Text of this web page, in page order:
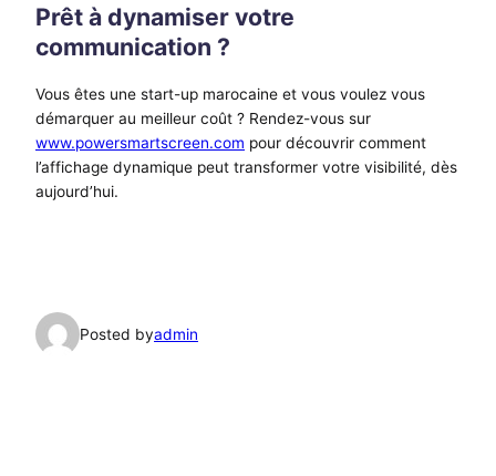
Prêt à dynamiser votre
communication ?
Vous êtes une start-up marocaine et vous voulez vous
démarquer au meilleur coût ? Rendez-vous sur
www.powersmartscreen.com pour découvrir comment
l’affichage dynamique peut transformer votre visibilité, dès
aujourd’hui.
Posted byadmin